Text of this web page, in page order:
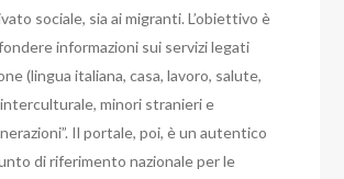
sociale, sia ai migranti. L’obiettivo è
informazioni sui servizi legati
(lingua italiana, casa, lavoro, salute,
minori stranieri e
Il portale, poi, è un autentico
di riferimento nazionale per le